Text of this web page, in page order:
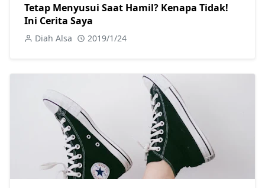
Tetap Menyusui Saat Hamil? Kenapa Tidak!
Ini Cerita Saya
Diah Alsa 2019/1/24